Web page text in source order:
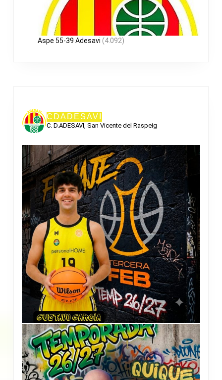
Aspe 55-39 Adesavi (4.092)
CDADESAVI
C. D.ADESAVI, San Vicente del Raspeig